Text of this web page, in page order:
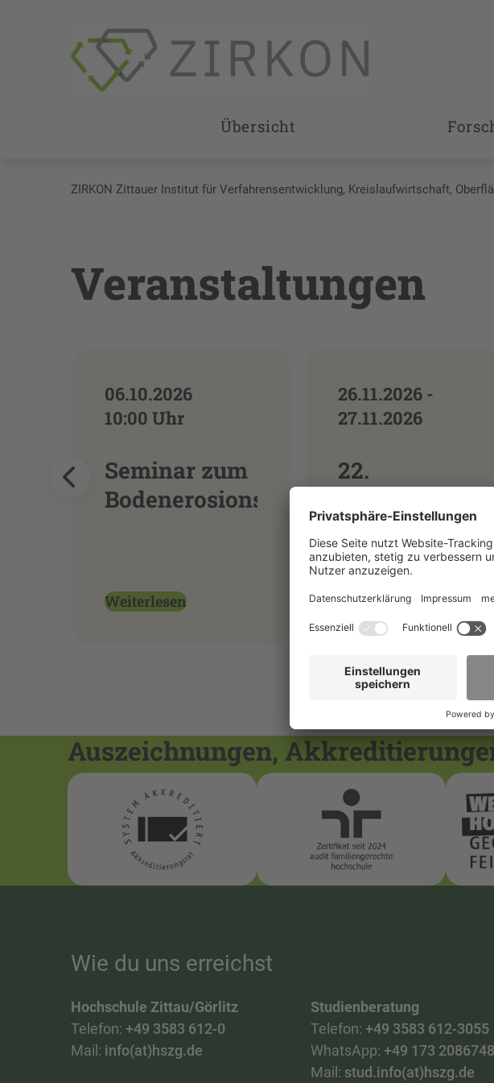
Übersicht
ZIRKON Zittauer Institut für Verfahrensentwicklung, Kreislaufwirtschaft,
Veranstaltungen
06.10.2026
10:00 Uhr
Seminar zum
Bodenerosionsschutz
Weiterlesen
26.11.2026 -
27.11.2026
22.
und
Zittau-Liberec
2026
Weiterlesen
Auszeichnungen,
Wie du uns erreichst
Hochschule Zittau/Görlitz
Telefon: +49 3583 612-0
Mail: info(at)hszg.de
Studienberatung
Telefon: +49 3583 612-3055
WhatsApp: +49 173 2086748
Mail: stud.info(at)hszg.de